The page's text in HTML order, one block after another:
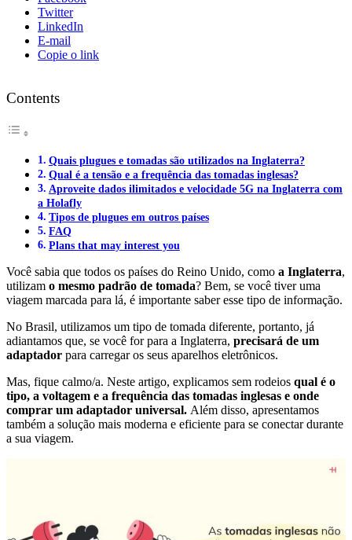
Twitter
LinkedIn
E-mail
Copie o link
Contents
Quais plugues e tomadas são utilizados na Inglaterra?
Qual é a tensão e a frequência das tomadas inglesas?
Aproveite dados ilimitados e velocidade 5G na Inglaterra com
a Holafly
Tipos de plugues em outros países
FAQ
Plans that may interest you
Você sabia que todos os países do Reino Unido, como a Inglaterra,
utilizam o mesmo padrão de tomada? Bem, se você tiver uma
viagem marcada para lá, é importante saber esse tipo de informação.
No Brasil, utilizamos um tipo de tomada diferente, portanto, já
adiantamos que, se você for para a Inglaterra, precisará de um
adaptador para carregar os seus aparelhos eletrônicos.
Mas, fique calmo/a. Neste artigo, explicamos sem rodeios qual é o
tipo, a voltagem e a frequência das tomadas inglesas e onde
comprar um adaptador universal. Além disso, apresentamos
também a solução mais moderna e eficiente para se conectar durante
a sua viagem.